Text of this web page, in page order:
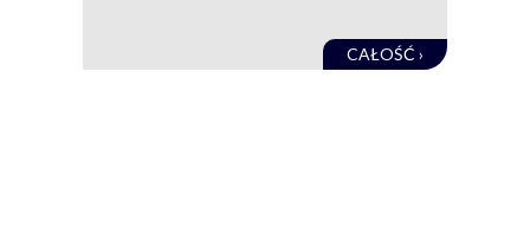
CAŁOŚĆ ›